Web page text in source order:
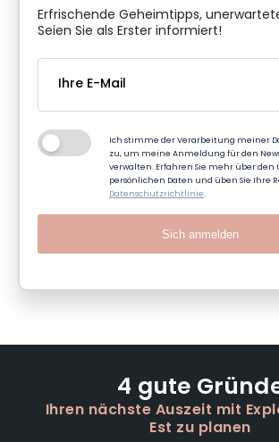
Erfrischende Geheimtipps,
Seien Sie als Erster informiert!
Ich stimme der Verarbeitung meiner
zu, um meine Anmeldung für den
verwalten. Erfahren Sie mehr über
persönlichen Daten und üben Sie Ihre
Datenschutzrichtlinie.
Sich anmelden
4 gute
Ihren nächste Auszeit mit
Est zu planen